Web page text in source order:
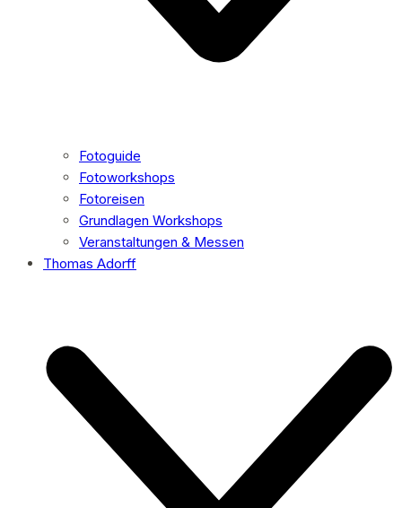
Fotoguide
Fotoworkshops
Fotoreisen
Grundlagen Workshops
Veranstaltungen & Messen
Thomas Adorff